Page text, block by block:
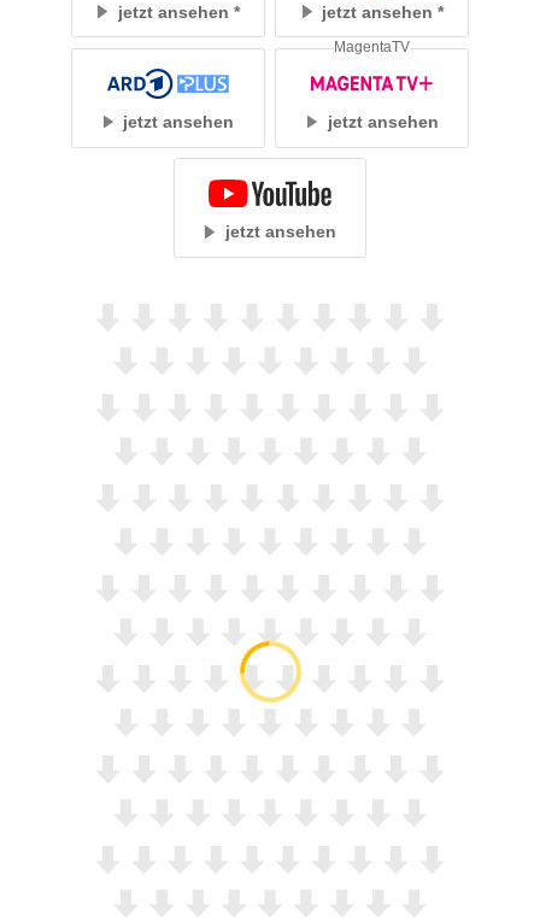
jetzt ansehen jetzt ansehen
jetzt ansehen jetzt ansehen
MagentaTV
jetzt ansehen